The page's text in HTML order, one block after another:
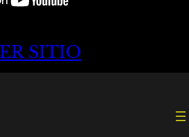
SITIO